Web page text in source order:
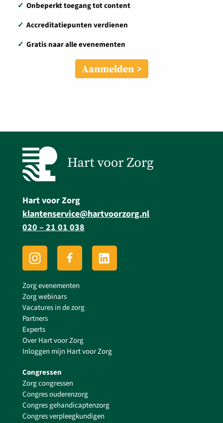
✓ Onbeperkt toegang tot content
✓ Accreditatiepunten verdienen
✓ Gratis naar alle evenementen
Aanmelden
Hart voor Zorg
klantenservice@hartvoorzorg.nl
020 – 21 01 038
Zorg evenementen
Zorg webinars
Vacatures in de zorg
Partners
Experts
Over Hart voor Zorg
Inloggen mijn Hart voor Zorg
Congressen
Zorg congressen
Congres ouderenzorg
Congres gehandicaptenzorg
Congres verpleegkundigen